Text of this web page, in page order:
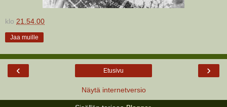
klo 21.54.00
Jaa muille
‹ ›
Etusivu
Näytä internetversio